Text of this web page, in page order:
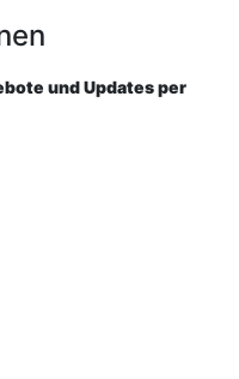
und Updates per